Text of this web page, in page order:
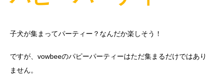
子犬が集まってパーティー？なんだか楽しそう！
ですが、vowbeeのパピーパーティーはただ集まるだけではあり
ません。